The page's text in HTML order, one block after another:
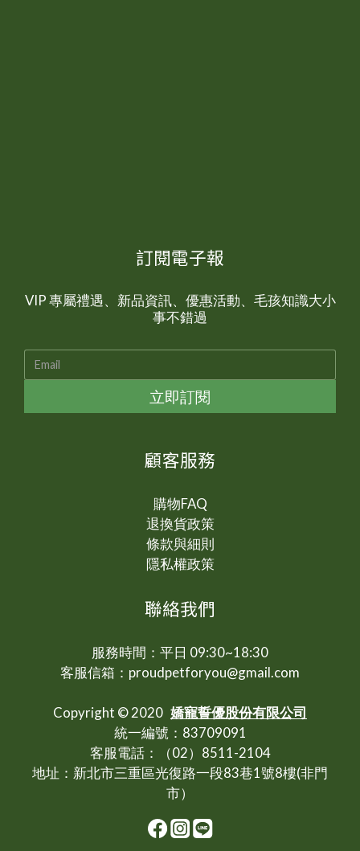
訂閱電子報
VIP 專屬禮遇、新品資訊、優惠活動、毛孩知識大小
事不錯過
立即訂閱
顧客服務
購物FAQ
退換貨政策
條款與細則
隱私權政策
聯絡我們
服務時間：平日 09:30~18:30
客服信箱：proudpetforyou@gmail.com
Copyright © 2020 嬌寵誓優股份有限公司
統一編號：83709091
客服電話：（02）8511-2104
地址：新北市三重區光復路一段83巷1號8樓(非門
市）